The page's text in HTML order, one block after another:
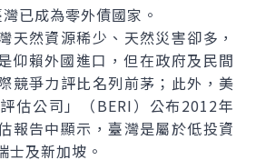
已成為零外債國家。
然資源稀少、天然災害卻多，
仰賴外國進口，但在政府及民間
競爭力評比名列前茅；此外，美
估公司」（BERI）公布2012年
報告中顯示，臺灣是屬於低投資
士及新加坡。